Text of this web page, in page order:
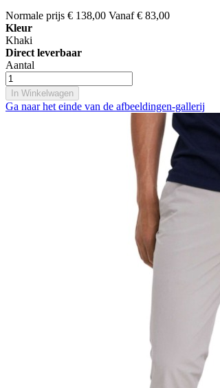
Normale prijs € 138,00 Vanaf € 83,00
Kleur
Khaki
Direct leverbaar
Aantal
In Winkelwagen
Ga naar het einde van de afbeeldingen-gallerij